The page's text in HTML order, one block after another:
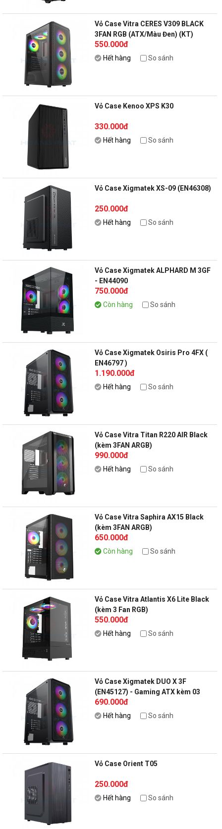
Vỏ Case Vitra CERES V309 BLACK
3FAN RGB (ATX/Màu Đen) (KT)
550.000đ
Hết hàng So sánh
Vỏ Case Kenoo XPS K30
330.000đ
Hết hàng So sánh
Vỏ Case Xigmatek XS-09 (EN46308)
250.000đ
Hết hàng So sánh
Vỏ Case Xigmatek ALPHARD M 3GF
- EN44090
750.000đ
Còn hàng So sánh
Vỏ Case Xigmatek Osiris Pro 4FX (
EN46797 )
1.190.000đ
Hết hàng So sánh
Vỏ Case Vitra Titan R220 AIR Black
(kèm 3FAN ARGB)
990.000đ
Hết hàng So sánh
Vỏ Case Vitra Saphira AX15 Black
(kèm 3FAN ARGB)
650.000đ
Còn hàng So sánh
Vỏ Case Vitra Atlantis X6 Lite Black
(kèm 3 Fan RGB)
550.000đ
Hết hàng So sánh
Vỏ Case Xigmatek DUO X 3F
(EN45127) - Gaming ATX kèm 03
fan
690.000đ
Hết hàng So sánh
Vỏ Case Orient T05
250.000đ
Hết hàng So sánh